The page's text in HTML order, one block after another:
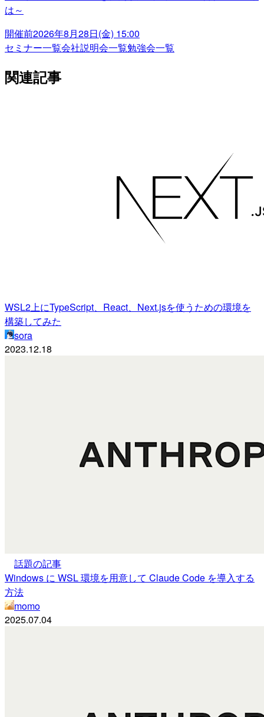
は～
開催前2026年8月28日(金) 15:00
セミナー一覧会社説明会一覧勉強会一覧
関連記事
WSL2上にTypeScript、React、Next.jsを使うための環境を
構築してみた
sora
2023.12.18
話題の記事
Windows に WSL 環境を用意して Claude Code を導入する
方法
momo
2025.07.04